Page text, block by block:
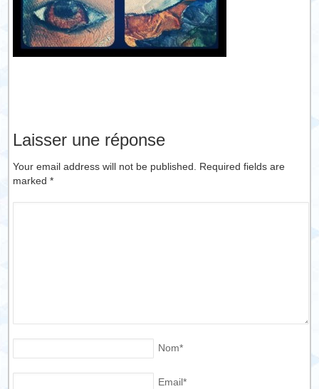
Laisser une réponse
Your email address will not be published. Required fields are
marked*
Nom*
Email*